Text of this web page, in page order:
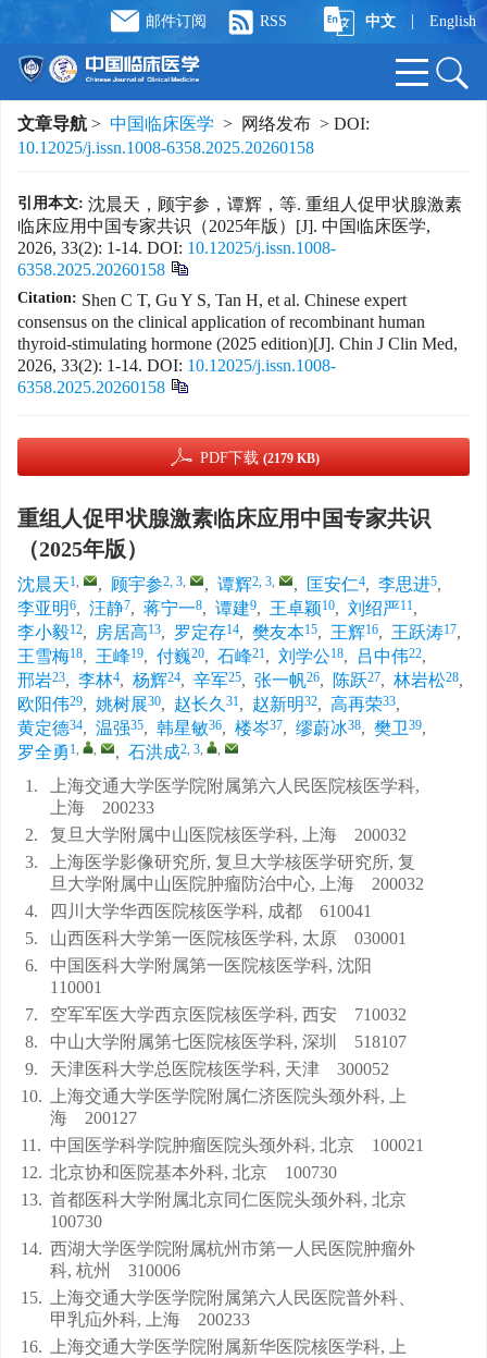
邮件订阅 RSS 中文 | English
文章导航 > 中国临床医学 > 网络发布 > DOI:
10.12025/j.issn.1008-6358.2025.20260158
引用本文: 沈晨天，顾宇参，谭辉，等. 重组人促甲状腺激素
临床应用中国专家共识（2025年版）[J]. 中国临床医学,
2026, 33(2): 1-14. DOI: 10.12025/j.issn.1008-
6358.2025.20260158
Citation: Shen C T, Gu Y S, Tan H, et al. Chinese expert
consensus on the clinical application of recombinant human
thyroid-stimulating hormone (2025 edition)[J]. Chin J Clin Med,
2026, 33(2): 1-14. DOI: 10.12025/j.issn.1008-
6358.2025.20260158
PDF下载 (2179 KB)
重组人促甲状腺激素临床应用中国专家共识
（2025年版）
沈晨天1, , 顾宇参2, 3, , 谭辉2, 3, , 匡安仁4, 李思进5,
李亚明6, 汪静7, 蒋宁一8, 谭建9, 王卓颖10, 刘绍严11,
李小毅12, 房居高13, 罗定存14, 樊友本15, 王辉16, 王跃涛17,
王雪梅18, 王峰19, 付巍20, 石峰21, 刘学公18, 吕中伟22,
邢岩23, 李林4, 杨辉24, 辛军25, 张一帆26, 陈跃27, 林岩松28,
欧阳伟29, 姚树展30, 赵长久31, 赵新明32, 高再荣33,
黄定德34, 温强35, 韩星敏36, 楼岑37, 缪蔚冰38, 樊卫39,
罗全勇 1, , , 石洪成2, 3, ,
1.
上海交通大学医学院附属第六人民医院核医学科,
上海 200233
2.
复旦大学附属中山医院核医学科, 上海 200032
3.
上海医学影像研究所, 复旦大学核医学研究所, 复
旦大学附属中山医院肿瘤防治中心, 上海 200032
4.
四川大学华西医院核医学科, 成都 610041
5.
山西医科大学第一医院核医学科, 太原 030001
6.
中国医科大学附属第一医院核医学科, 沈阳
110001
7.
空军军医大学西京医院核医学科, 西安 710032
8.
中山大学附属第七医院核医学科, 深圳 518107
9.
天津医科大学总医院核医学科, 天津 300052
10. 上海交通大学医学院附属仁济医院头颈外科, 上
海 200127
11. 中国医学科学院肿瘤医院头颈外科, 北京 100021
12. 北京协和医院基本外科, 北京 100730
13. 首都医科大学附属北京同仁医院头颈外科, 北京
100730
14. 西湖大学医学院附属杭州市第一人民医院肿瘤外
科, 杭州 310006
15. 上海交通大学医学院附属第六人民医院普外科、
甲乳疝外科, 上海 200233
16. 上海交通大学医学院附属新华医院核医学科, 上